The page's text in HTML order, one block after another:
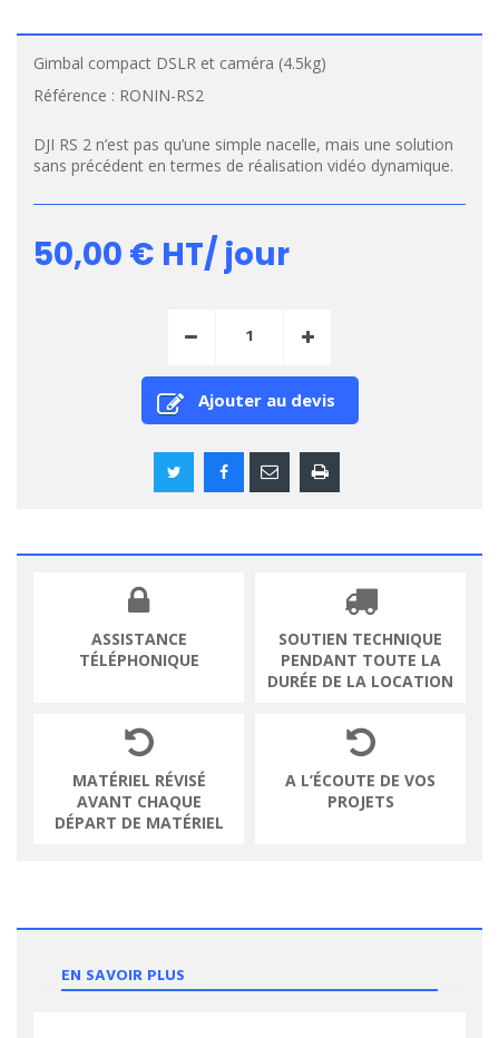
Gimbal compact DSLR et caméra (4.5kg)
Référence : RONIN-RS2
DJI RS 2 n’est pas qu’une simple nacelle, mais une solution
sans précédent en termes de réalisation vidéo dynamique.
50,00 € HT/ jour
Ajouter au devis
ASSISTANCE
TÉLÉPHONIQUE
SOUTIEN TECHNIQUE
PENDANT TOUTE LA
DURÉE DE LA LOCATION
MATÉRIEL RÉVISÉ
AVANT CHAQUE
DÉPART DE MATÉRIEL
A L’ÉCOUTE DE VOS
PROJETS
EN SAVOIR PLUS